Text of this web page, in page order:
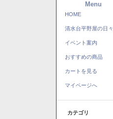
Menu
HOME
清水台平野屋の日々
イベント案内
おすすめの商品
カートを見る
マイページへ
カテゴリ